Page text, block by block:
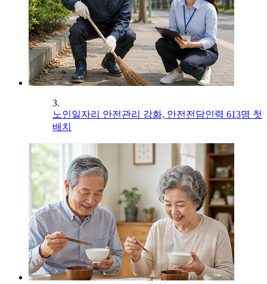
3.
노인일자리 안전관리 강화, 안전전담인력 613명 첫
배치